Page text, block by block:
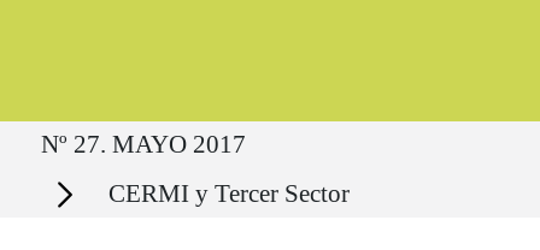
Ruta del sitio
Nº 27. MAYO 2017
Secciones CERMI y Tercer Sector